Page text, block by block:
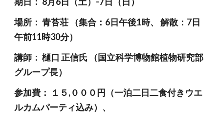
場所： 青苔荘 （集合：6日午後1時、 解散：7日
午前11時30分）
講師： 樋口 正信氏 （国立科学博物館植物研究部
グループ長）
参加費： １５,０００円（一泊二日二食付きウエ
ルカムパーティ込み）、